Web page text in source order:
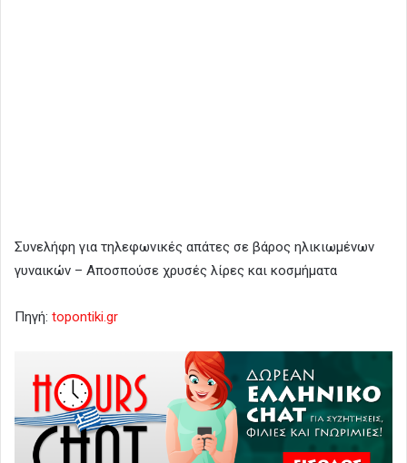
Συνελήφη για τηλεφωνικές απάτες σε βάρος ηλικιωμένων
γυναικών – Αποσπούσε χρυσές λίρες και κοσμήματα
Πηγή: topontiki.gr